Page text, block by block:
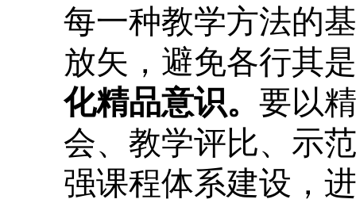
每一种教学方法的
放矢，避免各行其
化精品意识。 要以
会、教学评比、示
强课程体系建设，